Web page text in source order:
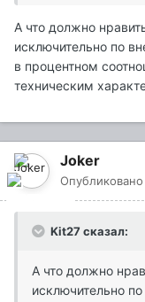
А что должно
исключительно по
в процентном
техническим
Joker
Опубликовано
Kit27 сказал:
А что должно
исключительно